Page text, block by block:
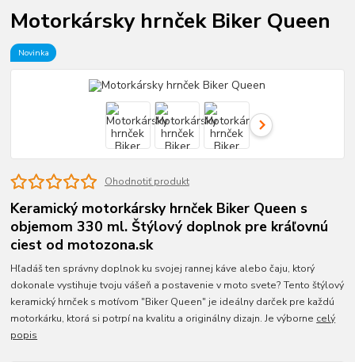
Motorkársky hrnček Biker Queen
Novinka
Ohodnotiť produkt
Keramický motorkársky hrnček Biker Queen s
objemom 330 ml. Štýlový doplnok pre kráľovnú
ciest od motozona.sk
Hľadáš ten správny doplnok ku svojej rannej káve alebo čaju, ktorý
dokonale vystihuje tvoju vášeň a postavenie v moto svete? Tento štýlový
keramický hrnček s motívom "Biker Queen" je ideálny darček pre každú
motorkárku, ktorá si potrpí na kvalitu a originálny dizajn. Je výborne celý
popis